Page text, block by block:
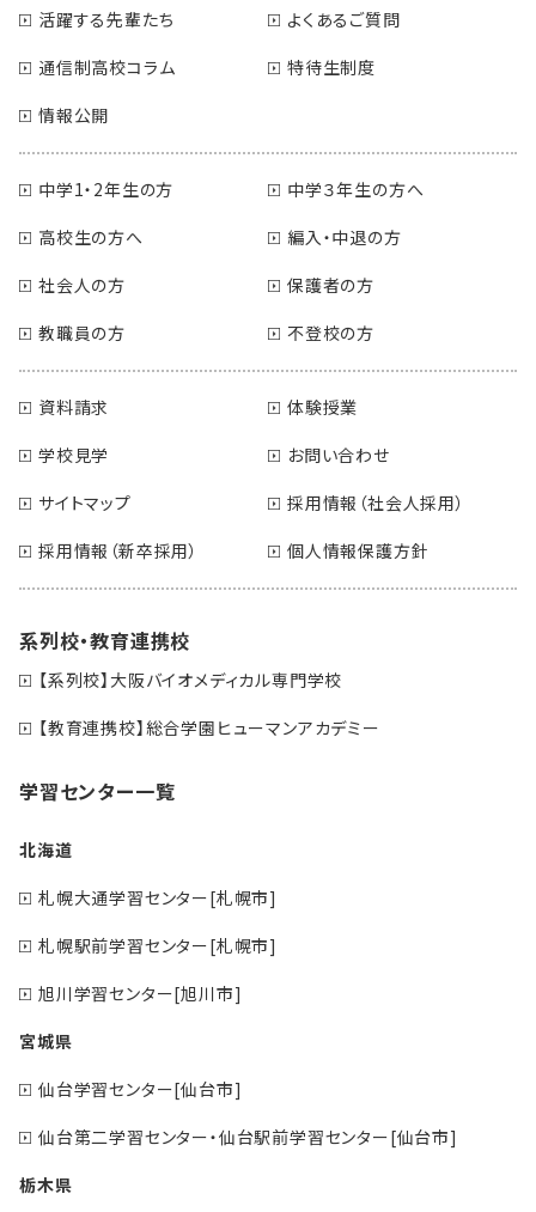
活躍する先輩たち
よくあるご質問
通信制高校コラム
特待生制度
情報公開
中学1・2年生の方
中学３年生の方へ
高校生の方へ
編入・中退の方
社会人の方
保護者の方
教職員の方
不登校の方
資料請求
体験授業
学校見学
お問い合わせ
サイトマップ
採用情報（社会人採用）
採用情報（新卒採用）
個人情報保護方針
系列校・教育連携校
【系列校】大阪バイオメディカル専門学校
【教育連携校】総合学園ヒューマンアカデミー
学習センター一覧
北海道
札幌大通学習センター[札幌市]
札幌駅前学習センター[札幌市]
旭川学習センター[旭川市]
宮城県
仙台学習センター[仙台市]
仙台第二学習センター・仙台駅前学習センター[仙台市]
栃木県